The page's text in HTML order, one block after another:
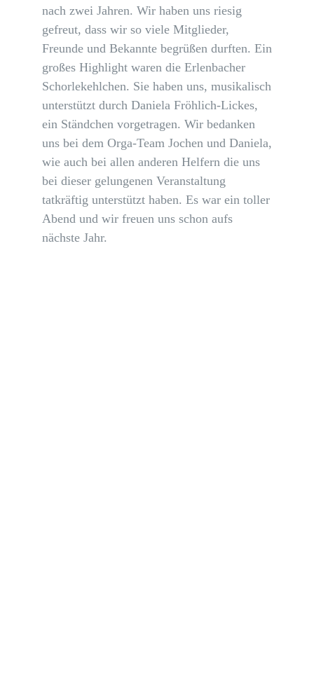
nach zwei Jahren. Wir haben uns riesig
gefreut, dass wir so viele Mitglieder,
Freunde und Bekannte begrüßen durften. Ein
großes Highlight waren die Erlenbacher
Schorlekehlchen. Sie haben uns, musikalisch
unterstützt durch Daniela Fröhlich-Lickes,
ein Ständchen vorgetragen. Wir bedanken
uns bei dem Orga-Team Jochen und Daniela,
wie auch bei allen anderen Helfern die uns
bei dieser gelungenen Veranstaltung
tatkräftig unterstützt haben. Es war ein toller
Abend und wir freuen uns schon aufs
nächste Jahr.